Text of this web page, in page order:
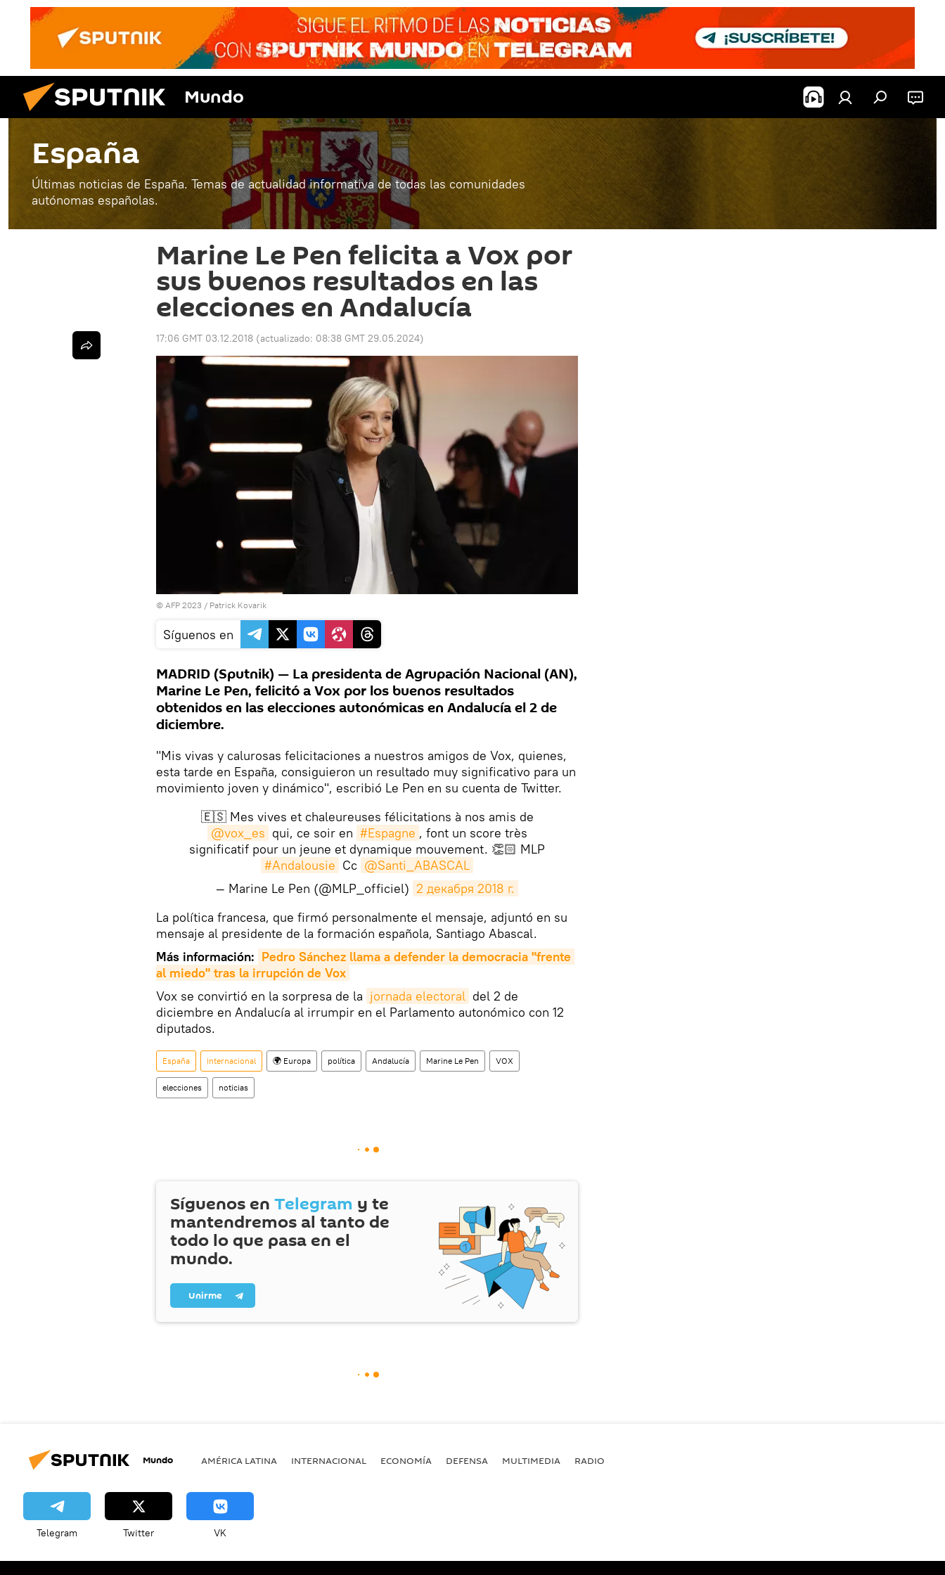
Mundo
España
Últimas noticias de España. Temas de actualidad informativa de todas las comunidades
autónomas españolas.
Marine Le Pen felicita a Vox por
sus buenos resultados en las
elecciones en Andalucía
17:06 GMT 03.12.2018 (actualizado: 08:38 GMT 29.05.2024)
© AFP 2023 / Patrick Kovarik
Síguenos en
MADRID (Sputnik) — La presidenta de Agrupación Nacional (AN),
Marine Le Pen, felicitó a Vox por los buenos resultados
obtenidos en las elecciones autonómicas en Andalucía el 2 de
diciembre.
"Mis vivas y calurosas felicitaciones a nuestros amigos de Vox, quienes,
esta tarde en España, consiguieron un resultado muy significativo para un
movimiento joven y dinámico", escribió Le Pen en su cuenta de Twitter.
🇪🇸 Mes vives et chaleureuses félicitations à nos amis de
@vox_es qui, ce soir en #Espagne , font un score très
significatif pour un jeune et dynamique mouvement. 👏🏻 MLP
#Andalousie Cc @Santi_ABASCAL
— Marine Le Pen (@MLP_officiel) 2 декабря 2018 г.
​La política francesa, que firmó personalmente el mensaje, adjuntó en su
mensaje al presidente de la formación española, Santiago Abascal.
Más información: Pedro Sánchez llama a defender la democracia "frente
al miedo" tras la irrupción de Vox
Vox se convirtió en la sorpresa de la jornada electoral del 2 de
diciembre en Andalucía al irrumpir en el Parlamento autonómico con 12
diputados.
España Internacional 🌍 Europa política Andalucía Marine Le Pen VOX
elecciones noticias
Síguenos en Telegram y te
mantendremos al tanto de
todo lo que pasa en el
mundo.
Unirme
Mundo AMÉRICA LATINA INTERNACIONAL ECONOMÍA DEFENSA MULTIMEDIA RADIO
Telegram Twitter VK